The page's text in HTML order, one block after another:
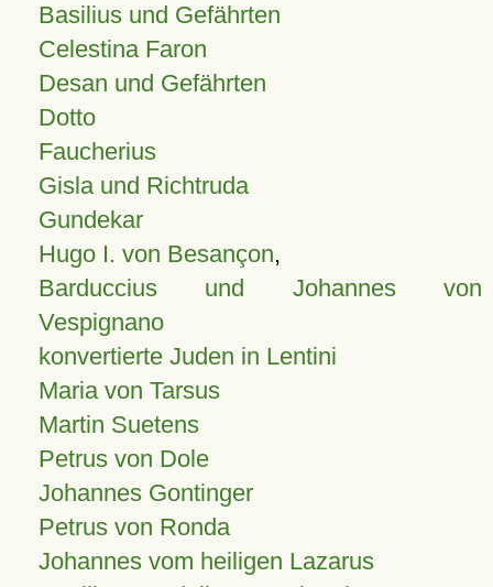
Basilius und Gefährten
Celestina Faron
Desan und Gefährten
Dotto
Faucherius
Gisla und Richtruda
Gundekar
Hugo I. von Besançon,
Barduccius und Johannes von
Vespignano
konvertierte Juden in Lentini
Maria von Tarsus
Martin Suetens
Petrus von Dole
Johannes Gontinger
Petrus von Ronda
Johannes vom heiligen Lazarus